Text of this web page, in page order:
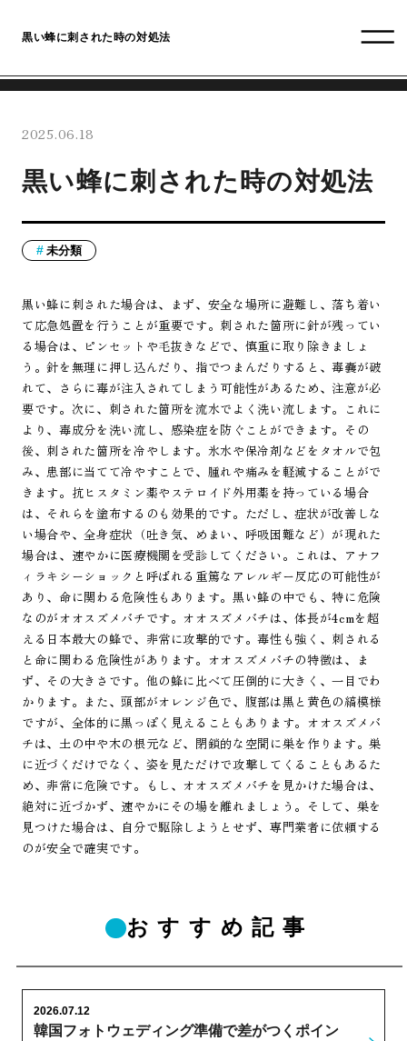
黒い蜂に刺された時の対処法
2025.06.18
黒い蜂に刺された時の対処法
未分類
黒い蜂に刺された場合は、まず、安全な場所に避難し、落ち着い
て応急処置を行うことが重要です。刺された箇所に針が残ってい
る場合は、ピンセットや毛抜きなどで、慎重に取り除きましょ
う。針を無理に押し込んだり、指でつまんだりすると、毒嚢が破
れて、さらに毒が注入されてしまう可能性があるため、注意が必
要です。次に、刺された箇所を流水でよく洗い流します。これに
より、毒成分を洗い流し、感染症を防ぐことができます。その
後、刺された箇所を冷やします。氷水や保冷剤などをタオルで包
み、患部に当てて冷やすことで、腫れや痛みを軽減することがで
きます。抗ヒスタミン薬やステロイド外用薬を持っている場合
は、それらを塗布するのも効果的です。ただし、症状が改善しな
い場合や、全身症状（吐き気、めまい、呼吸困難など）が現れた
場合は、速やかに医療機関を受診してください。これは、アナフ
ィラキシーショックと呼ばれる重篤なアレルギー反応の可能性が
あり、命に関わる危険性もあります。黒い蜂の中でも、特に危険
なのがオオスズメバチです。オオスズメバチは、体長が4cmを超
える日本最大の蜂で、非常に攻撃的です。毒性も強く、刺される
と命に関わる危険性があります。オオスズメバチの特徴は、ま
ず、その大きさです。他の蜂に比べて圧倒的に大きく、一目でわ
かります。また、頭部がオレンジ色で、腹部は黒と黄色の縞模様
ですが、全体的に黒っぽく見えることもあります。オオスズメバ
チは、土の中や木の根元など、閉鎖的な空間に巣を作ります。巣
に近づくだけでなく、姿を見ただけで攻撃してくることもあるた
め、非常に危険です。もし、オオスズメバチを見かけた場合は、
絶対に近づかず、速やかにその場を離れましょう。そして、巣を
見つけた場合は、自分で駆除しようとせず、専門業者に依頼する
のが安全で確実です。
おすすめ記事
韓国フォトウェディング準備で差がつくポイン
2026.07.12